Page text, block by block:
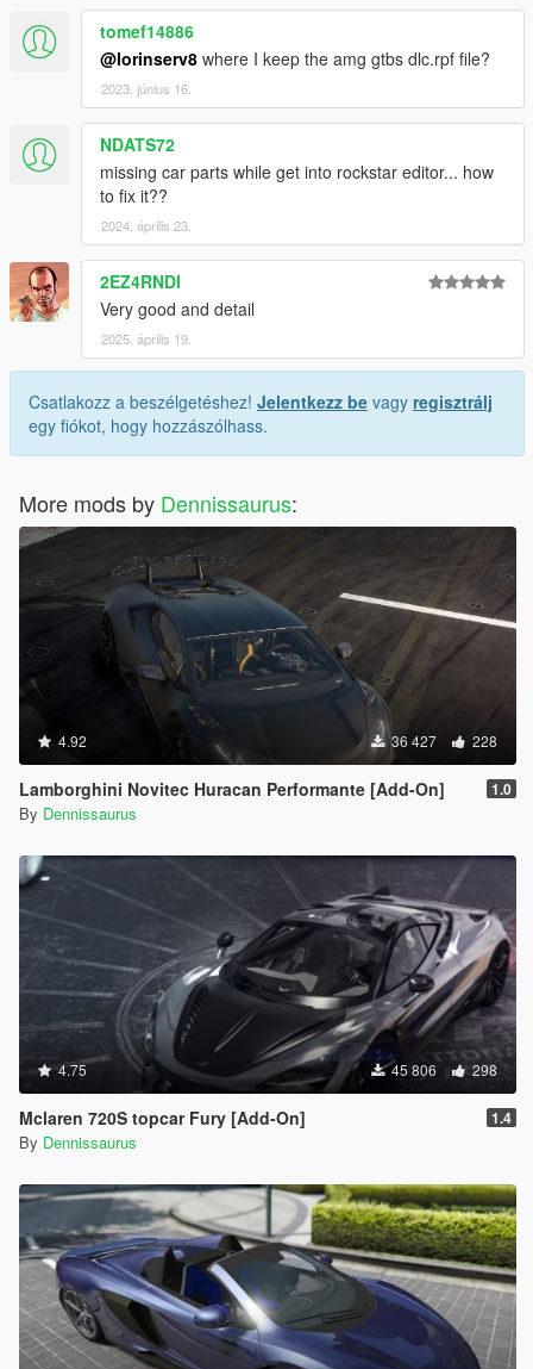
tomef14886
@lorinserv8 where I keep the amg gtbs dlc.rpf file?
2023. június 16.
NDATS72
missing car parts while get into rockstar editor... how
to fix it??
2024. április 23.
2EZ4RNDI
Very good and detail
2025. április 19.
Csatlakozz a beszélgetéshez! Jelentkezz be vagy regisztrálj
egy fiókot, hogy hozzászólhass.
More mods by Dennissaurus:
4.92 36 427 228
Lamborghini Novitec Huracan Performante [Add-On] 1.0
By Dennissaurus
4.75 45 806 298
Mclaren 720S topcar Fury [Add-On] 1.4
By Dennissaurus